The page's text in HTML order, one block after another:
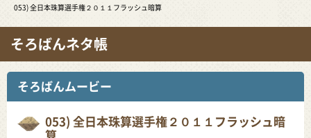
053) 全日本珠算選手権２０１１フラッシュ暗算
そろばんネタ帳
そろばんムービー
053) 全日本珠算選手権２０１１フラッシュ暗
算